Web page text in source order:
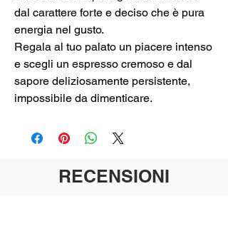
dal carattere forte e deciso che è pura
energia nel gusto.
Regala al tuo palato un piacere intenso
e scegli un espresso cremoso e dal
sapore deliziosamente persistente,
impossibile da dimenticare.
RECENSIONI